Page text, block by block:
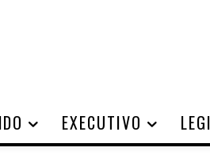
EXECUTIVO